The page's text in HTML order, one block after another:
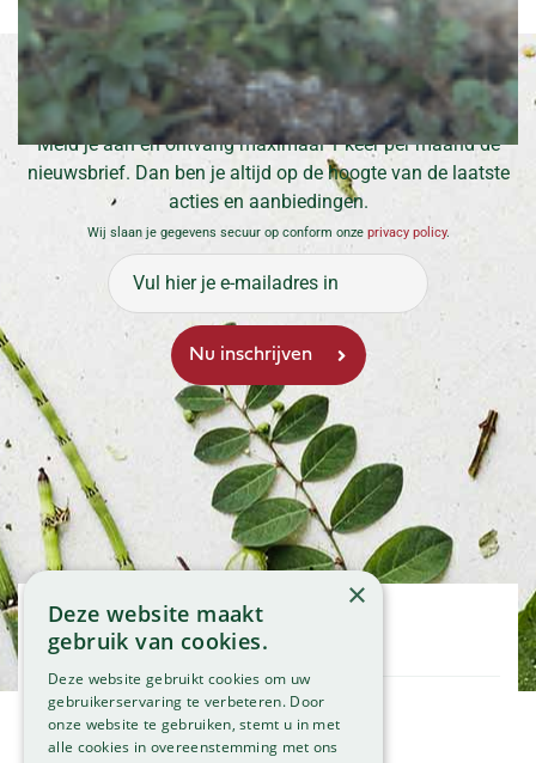
Inschrijven voor onze nieuwsbrief
Meld je aan en ontvang maximaal 1 keer per maand de
nieuwsbrief. Dan ben je altijd op de hoogte van de laatste
acties en aanbiedingen.
Wij slaan je gegevens secuur op conform onze privacy policy.
Openingstijden
Maandag
Dinsdag
Woensdag
Donderdag
Klantenservice
×
Deze website maakt
gebruik van cookies.
Deze website gebruikt cookies om uw
gebruikerservaring te verbeteren. Door
onze website te gebruiken, stemt u in met
alle cookies in overeenstemming met ons